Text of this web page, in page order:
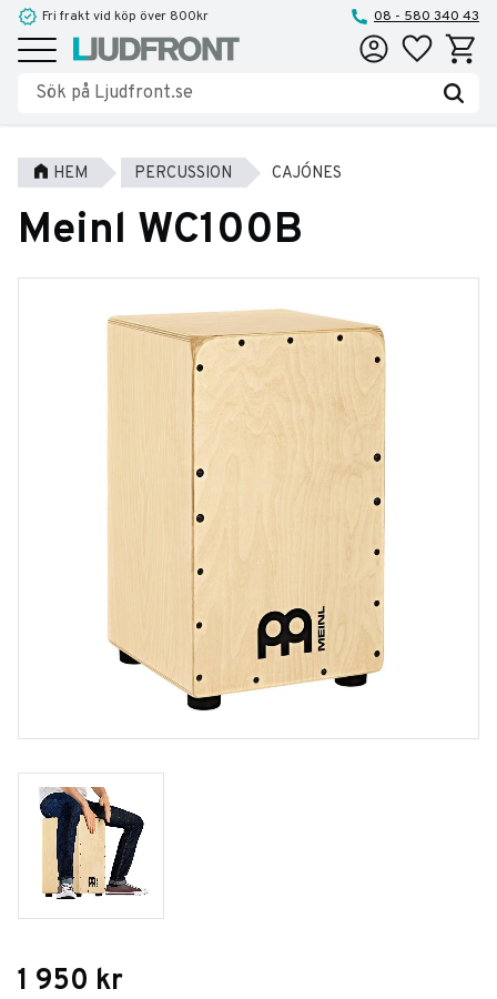
Meny
Fri frakt vid köp över 800kr 08 - 580 340 43
Favoriter
HEM PERCUSSION CAJÓNES
Meinl WC100B
1 950 kr